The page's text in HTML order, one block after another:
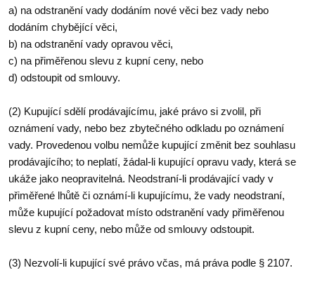
a) na odstranění vady dodáním nové věci bez vady nebo
dodáním chybějící věci,
b) na odstranění vady opravou věci,
c) na přiměřenou slevu z kupní ceny, nebo
d) odstoupit od smlouvy.
(2) Kupující sdělí prodávajícímu, jaké právo si zvolil, při
oznámení vady, nebo bez zbytečného odkladu po oznámení
vady. Provedenou volbu nemůže kupující změnit bez souhlasu
prodávajícího; to neplatí, žádal-li kupující opravu vady, která se
ukáže jako neopravitelná. Neodstraní-li prodávající vady v
přiměřené lhůtě či oznámí-li kupujícímu, že vady neodstraní,
může kupující požadovat místo odstranění vady přiměřenou
slevu z kupní ceny, nebo může od smlouvy odstoupit.
(3) Nezvolí-li kupující své právo včas, má práva podle § 2107.